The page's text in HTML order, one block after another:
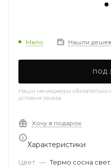
Мало Нашли
ПОД
Наши менеджеры обязательно
условия заказа
Хочу в подарок
Характеристики
Цвет — Термо сосна